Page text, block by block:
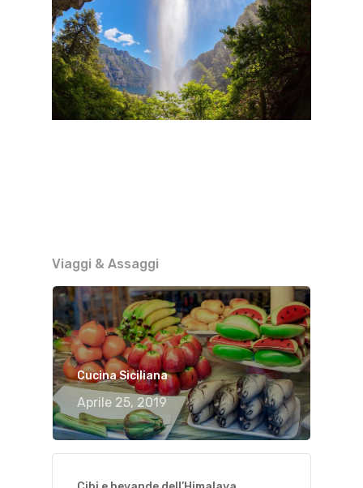
Viaggi & Assaggi
Cucina Siciliana
Aprile 25, 2019